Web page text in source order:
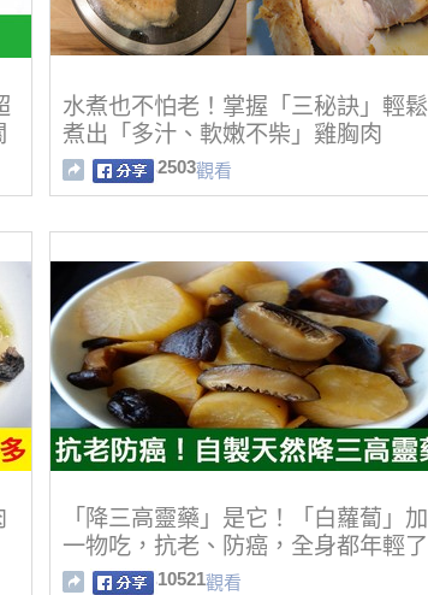
水煮也不怕老！掌握「三秘訣」輕鬆
煮出「多汁、軟嫩不柴」雞胸肉
2503觀看
「降三高靈藥」是它！「白蘿蔔」加
一物吃，抗老、防癌，全身都年輕了
10521觀看